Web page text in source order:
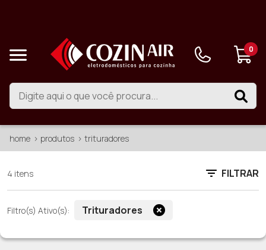
0
home produtos trituradores
4 itens FILTRAR
Filtro(s) Ativo(s): Trituradores